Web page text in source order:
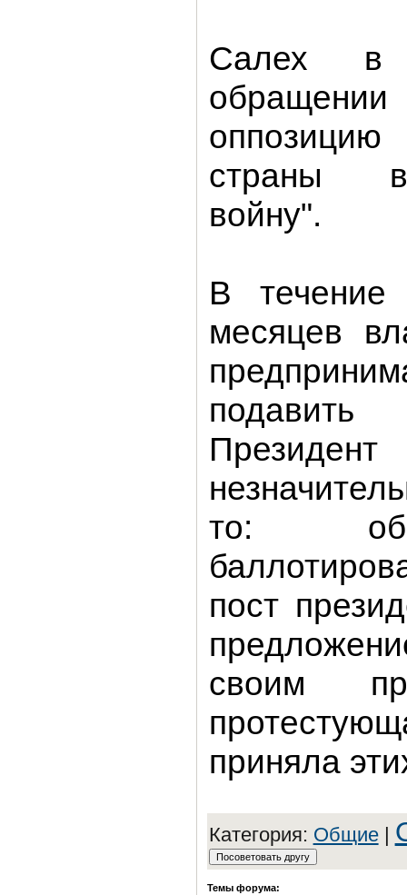
Салех в
страны
войну".
В течение
месяцев
то:
пост
своим
приняла
Категория: Общие|
Темы форума: